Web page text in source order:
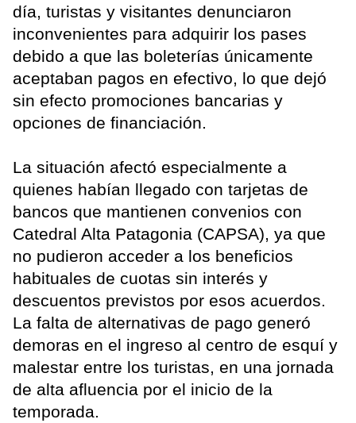
día, turistas y visitantes denunciaron
inconvenientes para adquirir los pases
debido a que las boleterías únicamente
aceptaban pagos en efectivo, lo que dejó
sin efecto promociones bancarias y
opciones de financiación.
La situación afectó especialmente a
quienes habían llegado con tarjetas de
bancos que mantienen convenios con
Catedral Alta Patagonia (CAPSA), ya que
no pudieron acceder a los beneficios
habituales de cuotas sin interés y
descuentos previstos por esos acuerdos.
La falta de alternativas de pago generó
demoras en el ingreso al centro de esquí y
malestar entre los turistas, en una jornada
de alta afluencia por el inicio de la
temporada.